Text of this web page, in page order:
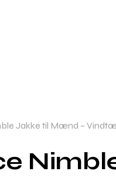
Jakke til Mænd –